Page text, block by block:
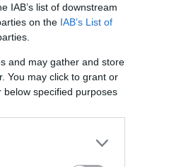
IAB’s list of downstream
on the IAB’s List of
and may gather and store
You may click to grant or
specified purposes
Tsapis
ταξίδι στις